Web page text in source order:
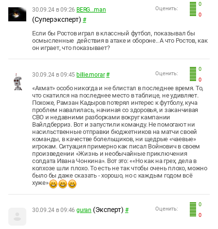
0
0
Оценить:
30.09.24 в 09:26 BERG...man
(Суперэксперт) #
Если бы Ростов играл в классный футбол, показывал бы
осмысленные действия в атаке и обороне.. А что Ростов, как
он играет, что показывает?
0
0
Оценить:
30.09.24 в 09:45 billie.morar #
«Ахмат» особо никогда и не блистал в последнее время. То,
что скатился на последнее место в таблице, не удивляет.
Похоже, Рамзан Кадыров потерял интерес к футболу, куча
проблем навалилась, начиная со здоровья, и заканчивая
СВО и недавними разборками вокруг кампании
Вайлдберриз. Вот и запустили команду. Не помогают ни
насильственные отправки бюджетников на матчи своей
команды, в качестве болельщиков, ни щедрые «чаевые»
игрокам. Ситуация примерно как писал Войнович в своем
произведении «Жизнь и необычайные приключения
солдата Ивана Чонкина». Вот это: ««Но как на грех, дела в
колхозе шли плохо. То есть не так чтобы очень плохо, можно
было бы даже сказать - хорошо, но с каждым годом всё
хуже»
0
0
Оценить:
30.09.24 в 09:46 guran (Эксперт) #